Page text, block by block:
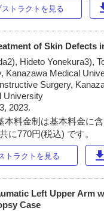
ストラクトを見る
of Skin Defects
Hideto Yonekura3),
Kanazawa Medical
Surgery,
University
2023.
料金制は基本料金に含
に770円(税込) です。
トラクトを見る download
Left Upper Arm
Case